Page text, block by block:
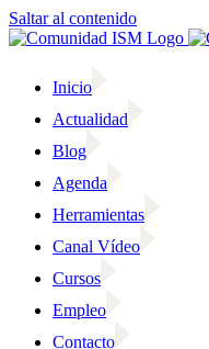
Saltar al contenido
Inicio
Actualidad
Blog
Agenda
Herramientas
Canal Vídeo
Cursos
Empleo
Contacto